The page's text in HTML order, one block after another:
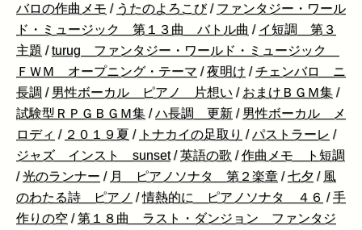
バロの作曲メモ / うたのよろこび / ファンタジー・ワール
ド・ミュージック 第１３曲 バトル曲 / イ短調 第３
主題 /turug ファンタジー・ワールド・ミュージック
ＦＷＭ オープニング・テーマ /夜明け /チェンバロ ニ
長調 / 男性ボーカル ピアノ 片想い / おまけＢＧＭ集 /
試験型ＲＰＧＢＧＭ集 /ハ長調 更新 / 男性ボーカル メ
ロディ / ２０１９夏 / トナカイの足取り /パストラーレ /
ジャズ インスト sunset /英語の歌 /作曲メモ ト短調
/光のランナー / 月 ピアノソナタ 第２楽章 /七夕 / 風
のわたる詩 ピアノ /情熱的に ピアノソナタ ４６ /手
作りの空 /第１８曲 ラスト・ダンジョン ファンタジ